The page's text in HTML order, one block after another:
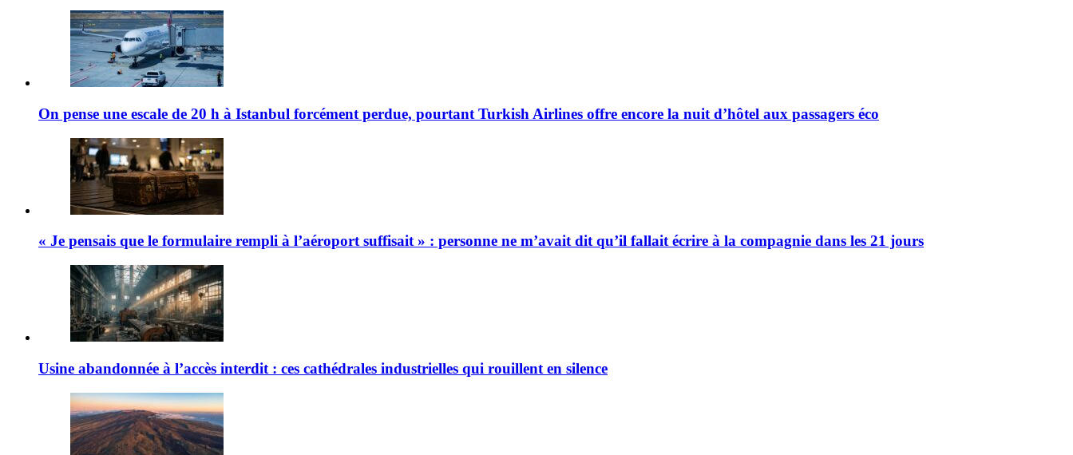
On pense une escale de 20 h à Istanbul forcément perdue, pourtant Turkish Airlines offre encore la nuit d’hôtel aux passagers éco
« Je pensais que le formulaire rempli à l’aéroport suffisait » : personne ne m’avait dit qu’il fallait écrire à la compagnie dans les 21 jours
Usine abandonnée à l’accès interdit : ces cathédrales industrielles qui rouillent en silence